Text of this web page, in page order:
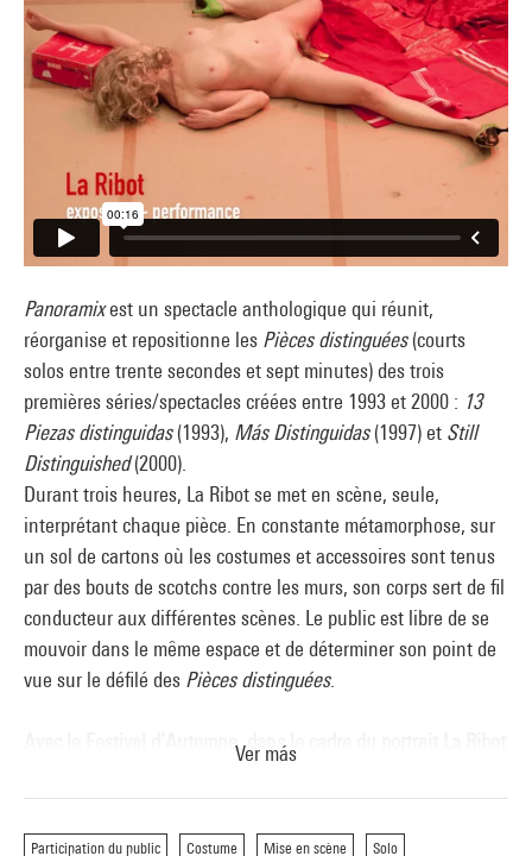
Panoramixest un spectacle anthologique qui réunit,
réorganise et repositionne les Pièces distinguées(courts
solos entre trente secondes et sept minutes) des trois
premières séries/spectacles créées entre 1993 et 2000 : 13
Piezas distinguidas(1993), Más Distinguidas(1997) et Still
Distinguished(2000).
Durant trois heures, La Ribot se met en scène, seule,
interprétant chaque pièce. En constante métamorphose, sur
un sol de cartons où les costumes et accessoires sont tenus
par des bouts de scotchs contre les murs, son corps sert de fil
conducteur aux différentes scènes. Le public est libre de se
mouvoir dans le même espace et de déterminer son point de
vue sur le défilé des Pièces distinguées.
Avec le Festival d’Automne, dans le cadre du portrait La Ribot
Créé, dirigé et interprété parLa Ribot
Création lumières pour la reprise 2019 :Eric Wurtz
Ver más
Participation du public Costume Mise en scène Solo